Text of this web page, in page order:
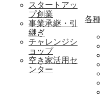
スタートアッ
プ創業
事業承継・引
継ぎ
チャレンジシ
ョップ
空き家活用セ
ンター
各